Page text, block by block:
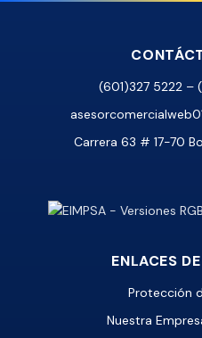
(601)327 5222 –
Carrera 63 # 17-70
ENLACES
Protección
Nuestra